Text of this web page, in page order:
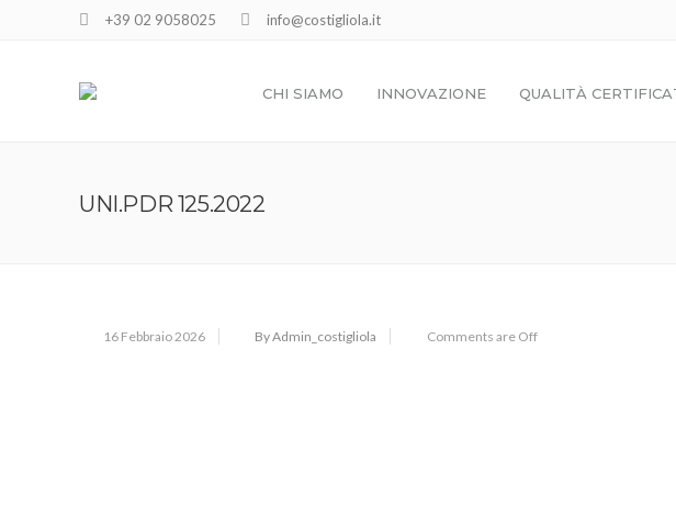
info@costigliola.it
+39 02 9058025
CHI SIAMO INNOVAZIONE QUALITÀ
UNI.PDR 125.2022
16 Febbraio 2026 By Admin_costigliola Comments are Off